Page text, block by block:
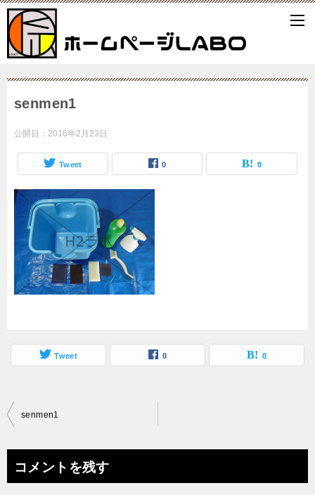
senmen1
公開日： 2016年2月23日
Tweet 0 0
Tweet 0 0
投
ビ
senmen1
コメントを残す